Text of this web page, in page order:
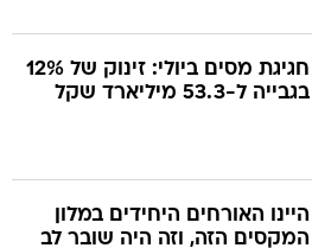
חגיגת מסים ביולי: זינוק של 12%
בגבייה ל-53.3 מיליארד שקל
היינו האורחים היחידים במלון
המקסים הזה, וזה היה שובר לב